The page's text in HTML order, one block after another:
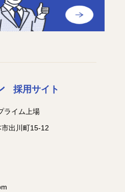
採用サイト
ライム上場
出川町15-12